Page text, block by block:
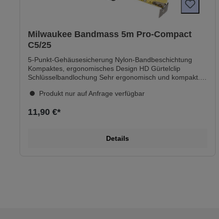
Milwaukee Bandmass 5m Pro-Compact
C5/25
5-Punkt-Gehäusesicherung Nylon-Bandbeschichtung
Kompaktes, ergonomisches Design HD Gürtelclip
Schlüsselbandlochung Sehr ergonomisch und kompakt.
Schutzschicht schützt das Band vor Abnutzung.
stand. Nicht-magnetisch. Deutliche Beschriftung zum
Produkt nur auf Anfrage verfügbar
11,90 €*
Details